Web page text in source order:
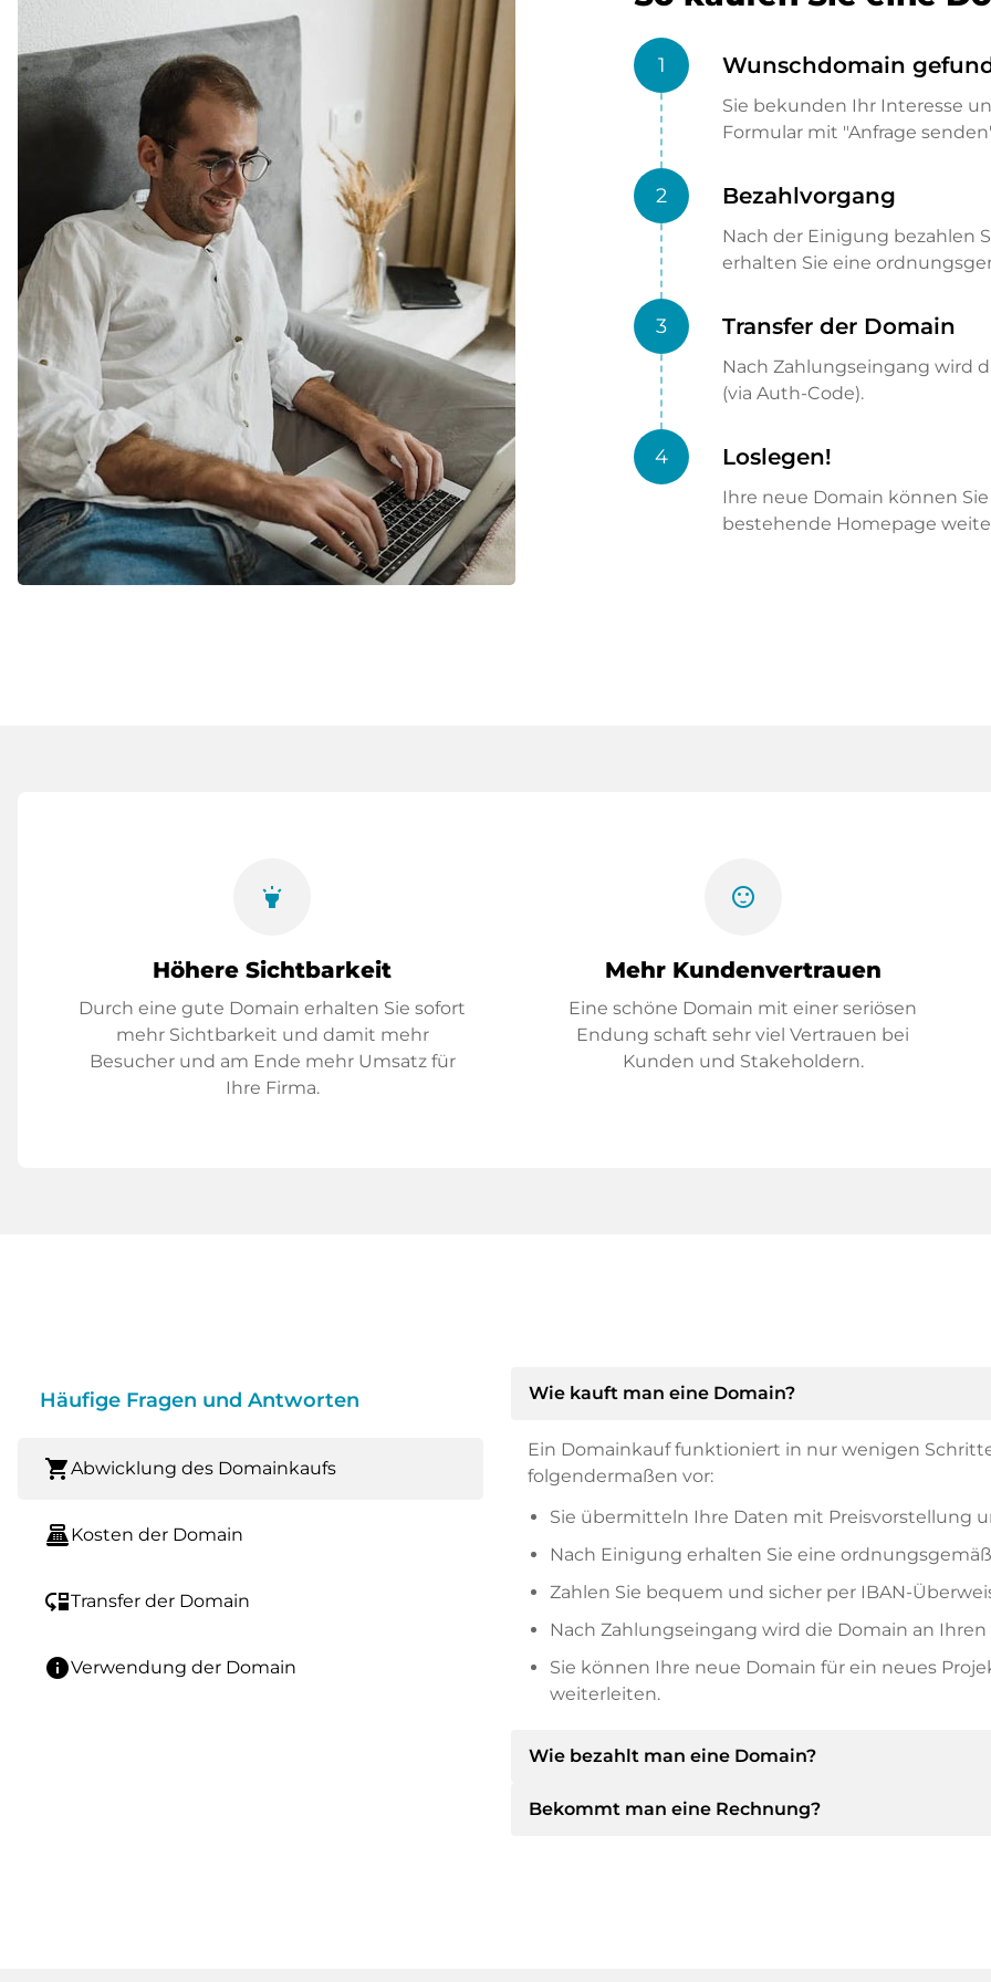
1 Wunschdomain
Sie bekunden Ihr Interesse
Formular mit "Anfrage
2 Bezahlvorgang
Nach der Einigung bezahlen
erhalten Sie eine
3 Transfer der Domain
Nach Zahlungseingang wird
(via Auth-Code).
4 Loslegen!
Ihre neue Domain können
bestehende Homepage
highlight
Höhere Sichtbarkeit
Durch eine gute Domain erhalten Sie sofort
mehr Sichtbarkeit und damit mehr
Besucher und am Ende mehr Umsatz für
Ihre Firma.
sentiment_satisfied
Mehr Kundenvertrauen
Eine schöne Domain mit einer seriösen
Endung schaft sehr viel Vertrauen bei
Kunden und Stakeholdern.
Häufige Fragen und Antworten
shopping_cartAbwicklung des Domainkaufs
point_of_saleKosten der Domain
move_downTransfer der Domain
infoVerwendung der Domain
Wie kauft man eine Domain?
Ein Domainkauf funktioniert in nur wenigen
folgendermaßen vor:
Sie übermitteln Ihre Daten mit Preisvorstellung
Nach Einigung erhalten Sie eine
Zahlen Sie bequem und sicher per IBAN-
Nach Zahlungseingang wird die Domain an
Sie können Ihre neue Domain für ein neues
weiterleiten.
Wie bezahlt man eine Domain?
Nach einer Einigung wird der Inhaber Ihnen die
Bekommt man eine Rechnung?